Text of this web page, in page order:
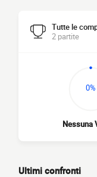
Tutte le
2 partite
0%
Nessuna
Ultimi confronti